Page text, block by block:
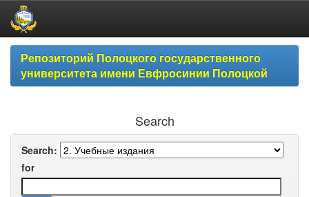
Skip
navigationРепозиторий Полоцкого государственного
университета имени Евфросинии Полоцкой
Search
Search:
for